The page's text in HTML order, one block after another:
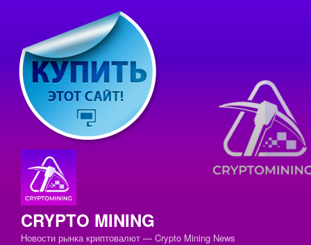
содержимому
CRYPTO MINING
Новости рынка криптовалют — Crypto Mining News